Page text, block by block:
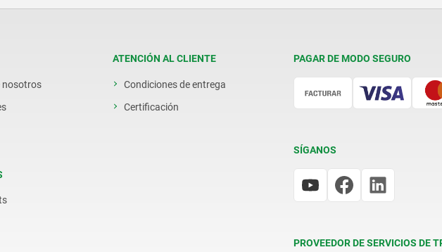
nosotros
ATENCIÓN AL CLIENTE
Condiciones de entrega
Certificación
PAGAR DE MODO SEGURO
SÍGANOS
PROVEEDOR DE SERVICIOS DE